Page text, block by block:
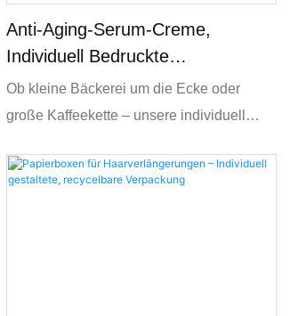
Anti-Aging-Serum-Creme,
Individuell Bedruckte
Papierboxen, Umweltfreundliche
Kosmetik
Ob kleine Bäckerei um die Ecke oder
große Kaffeekette – unsere individuell
Funktionalität, Ästhetik und